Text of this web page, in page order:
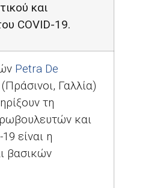
και
COVID-19.
Petra De
(Πράσινοι, Γαλλία)
τη
και
-19 είναι η
βασικών